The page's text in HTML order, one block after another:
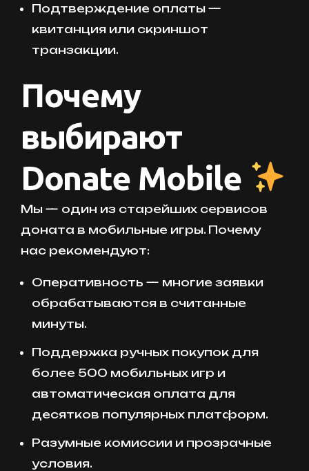
Подтверждение оплаты —
квитанция или скриншот
транзакции.
Почему
выбирают
Donate Mobile
Мы — один из старейших сервисов
доната в мобильные игры. Почему
нас рекомендуют:
Оперативность — многие заявки
обрабатываются в считанные
минуты.
Поддержка ручных покупок для
более 500 мобильных игр и
автоматическая оплата для
десятков популярных платформ.
Разумные комиссии и прозрачные
условия.